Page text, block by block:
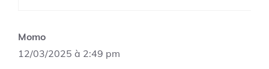
Momo
12/03/2025 à 2:49 pm